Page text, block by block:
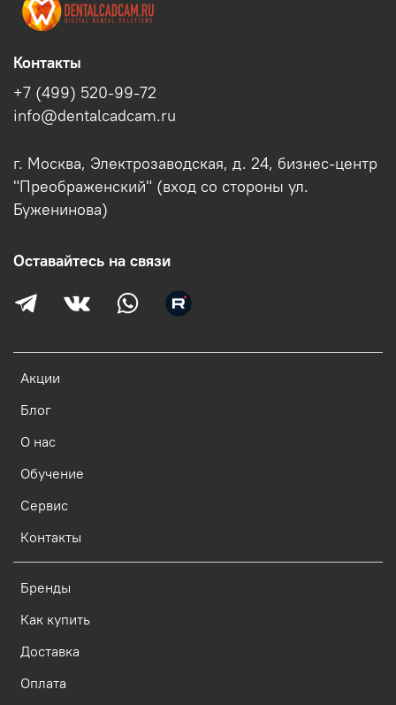
Акции
Блог
О нас
Обучение
Сервис
Контакты
Бренды
Как купить
Доставка
Оплата
Контакты
+7 (499) 520-99-72
info@dentalcadcam.ru
г. Москва, Электрозаводская, д. 24, бизнес-центр
"Преображенский" (вход со стороны ул.
Буженинова)
Оставайтесь на связи